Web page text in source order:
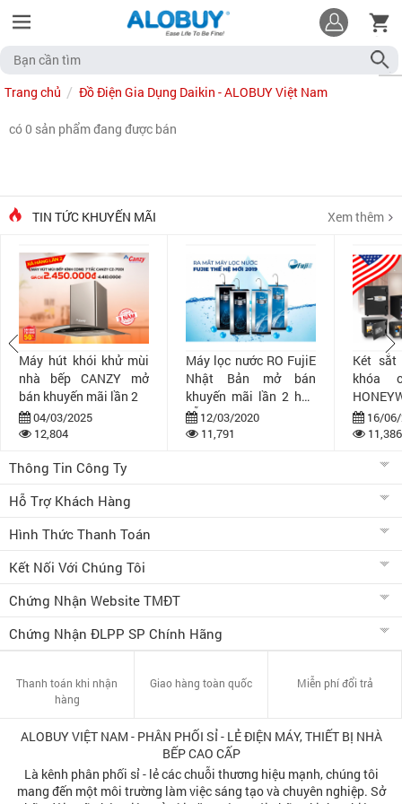
Trang chủ Đồ Điện Gia Dụng Daikin - ALOBUY Việt Nam
có 0 sản phẩm đang được bán
TIN TỨC KHUYẾN MÃI Xem thêm
Máy hút khói khử mùi
nhà bếp CANZY mở
bán khuyến mãi lần 2
04/03/2025
12,804
Máy lọc nước RO FujiE
Nhật Bản mở bán
khuyến mãi lần 2 hấp
dẫn12/03/2020
11,791
Két sắt
khóa
bán16/
11,386
Thông Tin Công Ty
Hỗ Trợ Khách Hàng
Hình Thức Thanh Toán
Kết Nối Với Chúng Tôi
Chứng Nhận Website TMĐT
Chứng Nhận ĐLPP SP Chính Hãng
Thanh toán khi nhận
hàng
Giao hàng toàn quốc Miễn phí đổi trả
ALOBUY VIỆT NAM - PHÂN PHỐI SỈ - LẺ ĐIỆN MÁY, THIẾT BỊ NHÀ
BẾP CAO CẤP
Là kênh phân phối sỉ - lẻ các chuỗi thương hiệu mạnh, chúng tôi
mang đến một môi trường làm việc sáng tạo và chuyên nghiệp. Sở